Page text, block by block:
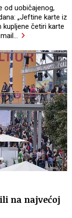
od uobičajenog,
„Jeftine karte iz
kupljene četiri karte
…
na najvećoj